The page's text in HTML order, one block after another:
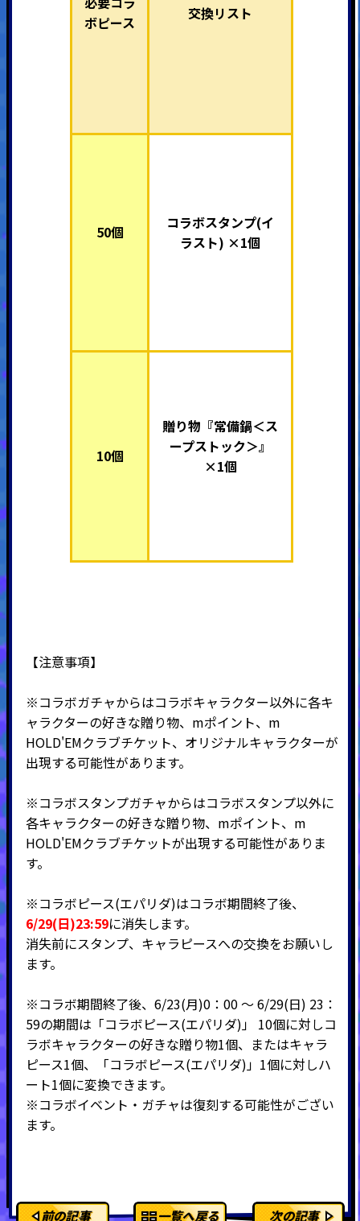
ボピース
交換リスト
50個
コラボスタンプ(イ
ラスト) ×1個
10個
贈り物 『常備鍋＜ス
ープストック＞』
×1個
【注意事項】
※コラボガチャからはコラボキャラクター以外に各キ
ャラクターの好きな贈り物、mポイント、m
HOLD'EMクラブチケット、オリジナルキャラクターが
出現する可能性があります。
※コラボスタンプガチャからはコラボスタンプ以外に
各キャラクターの好きな贈り物、mポイント、m
HOLD'EMクラブチケットが出現する可能性がありま
す。
※コラボピース(エパリダ)はコラボ期間終了後、
6/29(日)23:59に消失します。
消失前にスタンプ、キャラピースへの交換をお願いし
ます。
※コラボ期間終了後、6/23(月)0：00 ～ 6/29(日) 23：
59の期間は「コラボピース(エパリダ)」 10個に対しコ
ラボキャラクターの好きな贈り物1個、またはキャラ
ピース1個、「コラボピース(エパリダ)」1個に対しハ
ート1個に変換できます。
※コラボイベント・ガチャは復刻する可能性がござい
ます。
前の記事 一覧へ戻る 次の記事